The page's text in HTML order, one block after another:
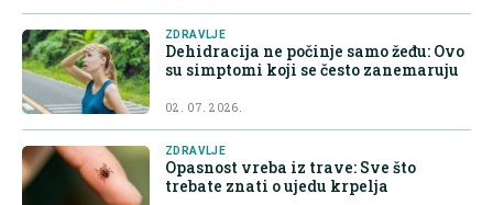
ZDRAVLJE
Dehidracija ne počinje samo žeđu: Ovo
su simptomi koji se često zanemaruju
02. 07. 2026.
ZDRAVLJE
Opasnost vreba iz trave: Sve što
trebate znati o ujedu krpelja